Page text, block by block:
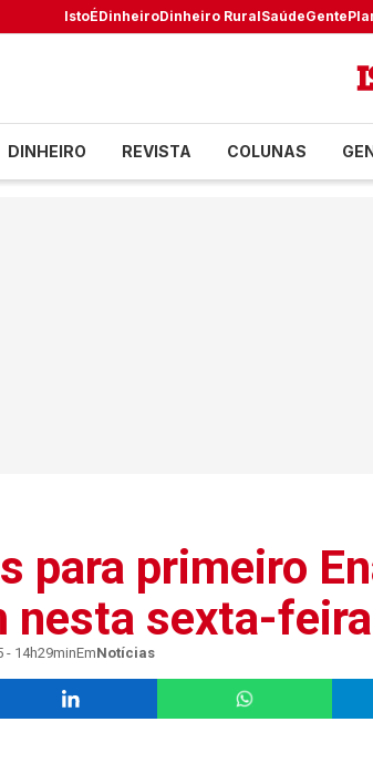
IstoÉDinheiroDinheiro RuralSaúdeGente
DINHEIRO REVISTA COLUNAS
para primeiro
nesta sexta-feira
- 14h29minEmNotícias